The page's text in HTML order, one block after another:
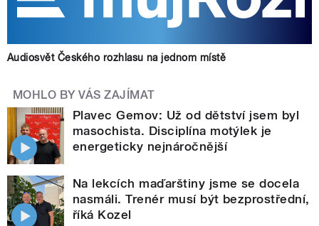
Audiosvět Českého rozhlasu na jednom místě
MOHLO BY VÁS ZAJÍMAT
Plavec Gemov: Už od dětství jsem byl
masochista. Disciplína motýlek je
energeticky nejnáročnější
Na lekcích maďarštiny jsme se docela
nasmáli. Trenér musí být bezprostřední,
říká Kozel